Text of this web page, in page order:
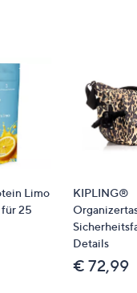
mit
Schriftzug
und
& Passform
Limo
25
KIPLING®
Details
€ 72,99